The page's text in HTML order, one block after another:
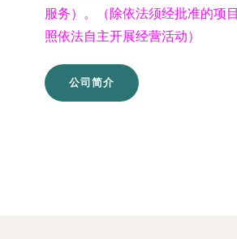
服务）。（除依法须经批准的项
照依法自主开展经营活动）
公司简介